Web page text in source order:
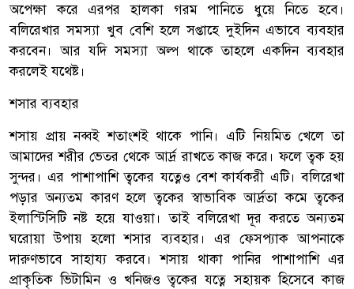
অপেক্ষা করে এরপর হালকা গরম পানিতে ধুয়ে নিতে হবে।
বলিরেখার সমস্যা খুব বেশি হলে সপ্তাহে দুইদিন এভাবে ব্যবহার
করবেন। আর যদি সমস্যা অল্প থাকে তাহলে একদিন ব্যবহার
করলেই যথেষ্ট।
শসার ব্যবহার
শসায় প্রায় নব্বই শতাংশই থাকে পানি। এটি নিয়মিত খেলে তা
আমাদের শরীর ভেতর থেকে আর্দ্র রাখতে কাজ করে। ফলে ত্বক হয়
সুন্দর। এর পাশাপাশি ত্বকের যত্নেও বেশ কার্যকরী এটি। বলিরেখা
পড়ার অন্যতম কারণ হলে ত্বকের স্বাভাবিক আর্দ্রতা কমে ত্বকের
ইলাস্টিসিটি নষ্ট হয়ে যাওয়া। তাই বলিরেখা দূর করতে অন্যতম
ঘরোয়া উপায় হলো শসার ব্যবহার। এর ফেসপ্যাক আপনাকে
দারুণভাবে সাহায্য করবে। শসায় থাকা পানির পাশাপাশি এর
প্রাকৃতিক ভিটামিন ও খনিজও ত্বকের যত্নে সহায়ক হিসেবে কাজ